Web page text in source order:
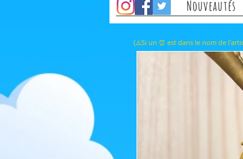
Nouveautés
(⚠️Si un ⏰ est dans le